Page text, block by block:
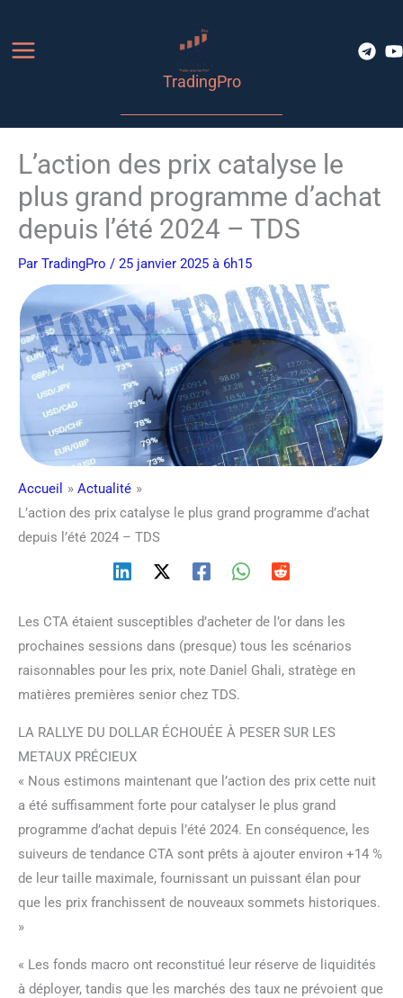
contenu
TradingPro
L’action des prix catalyse le
plus grand programme d’achat
depuis l’été 2024 – TDS
Par TradingPro / 25 janvier 2025 à 6h15
Accueil
Actualité
L’action des prix catalyse le plus grand programme d’achat
depuis l’été 2024 – TDS
Les CTA étaient susceptibles d’acheter de l’or dans les
prochaines sessions dans (presque) tous les scénarios
raisonnables pour les prix, note Daniel Ghali, stratège en
matières premières senior chez TDS.
LA RALLYE DU DOLLAR ÉCHOUÉE À PESER SUR LES
METAUX PRÉCIEUX
« Nous estimons maintenant que l’action des prix cette nuit
a été suffisamment forte pour catalyser le plus grand
programme d’achat depuis l’été 2024. En conséquence, les
suiveurs de tendance CTA sont prêts à ajouter environ +14 %
de leur taille maximale, fournissant un puissant élan pour
que les prix franchissent de nouveaux sommets historiques.
»
« Les fonds macro ont reconstitué leur réserve de liquidités
à déployer, tandis que les marchés des taux ne prévoient que